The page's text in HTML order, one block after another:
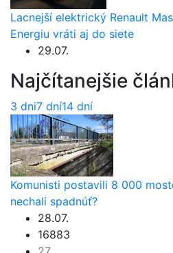
Lacnejší elektrický Renault
Energiu vráti aj do siete
29.07.
Najčítanejšie
3 dni7 dní14 dní
Komunisti postavili 8 000
nechali spadnúť?
28.07.
16883